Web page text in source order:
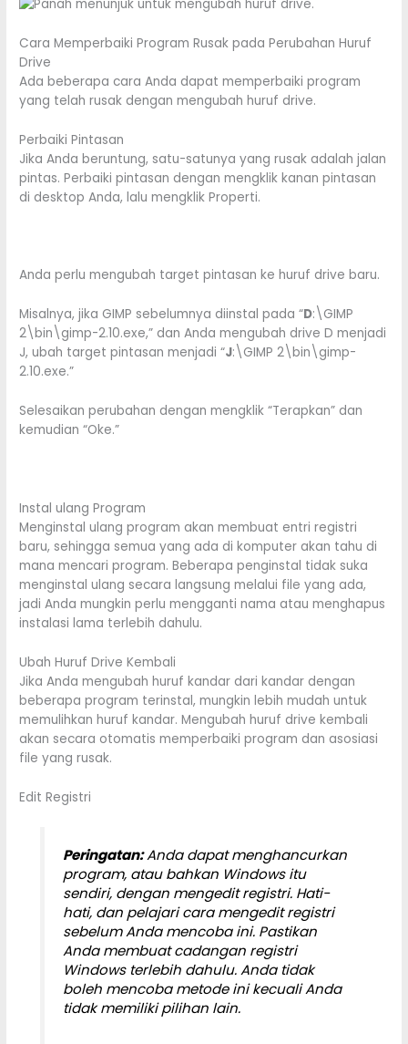
Cara Memperbaiki Program Rusak pada Perubahan Huruf
Drive
Ada beberapa cara Anda dapat memperbaiki program
yang telah rusak dengan mengubah huruf drive.
Perbaiki Pintasan
Jika Anda beruntung, satu-satunya yang rusak adalah jalan
pintas. Perbaiki pintasan dengan mengklik kanan pintasan
di desktop Anda, lalu mengklik Properti.
Anda perlu mengubah target pintasan ke huruf drive baru.
Misalnya, jika GIMP sebelumnya diinstal pada “D:\GIMP
2\bin\gimp-2.10.exe,” dan Anda mengubah drive D menjadi
J, ubah target pintasan menjadi “J:\GIMP 2\bin\gimp-
2.10.exe.”
Selesaikan perubahan dengan mengklik “Terapkan” dan
kemudian “Oke.”
Instal ulang Program
Menginstal ulang program akan membuat entri registri
baru, sehingga semua yang ada di komputer akan tahu di
mana mencari program. Beberapa penginstal tidak suka
menginstal ulang secara langsung melalui file yang ada,
jadi Anda mungkin perlu mengganti nama atau menghapus
instalasi lama terlebih dahulu.
Ubah Huruf Drive Kembali
Jika Anda mengubah huruf kandar dari kandar dengan
beberapa program terinstal, mungkin lebih mudah untuk
memulihkan huruf kandar. Mengubah huruf drive kembali
akan secara otomatis memperbaiki program dan asosiasi
file yang rusak.
Edit Registri
Peringatan:Anda dapat menghancurkan
program, atau bahkan Windows itu
sendiri, dengan mengedit registri. Hati-
hati, dan pelajari cara mengedit registri
sebelum Anda mencoba ini. Pastikan
Anda membuat cadangan registri
Windows terlebih dahulu. Anda tidak
boleh mencoba metode ini kecuali Anda
tidak memiliki pilihan lain.